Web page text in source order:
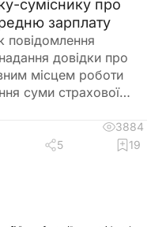
суміснику про
зарплату
повідомлення
довідки про
місцем роботи
суми страхової
3884
5 19